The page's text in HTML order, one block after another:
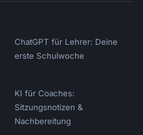
writing to inquire..."
out about..."
ChatGPT für Lehrer: Deine
erste Schulwoche
KI für Coaches:
Sitzungsnotizen &
Nachbereitung